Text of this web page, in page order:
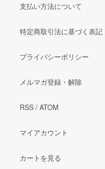
支払い方法について
特定商取引法に基づく表記
プライバシーポリシー
メルマガ登録・解除
RSS / ATOM
マイアカウント
カートを見る